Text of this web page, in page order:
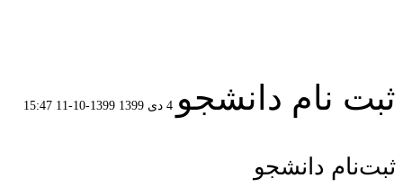
ثبت نام دانشجو 4 دی 1399 1399-10-11 15:47
ثبت
ثبت‌نام دانشجو